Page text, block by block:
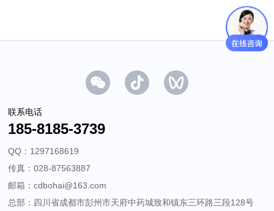
联系电话
185-8185-3739
QQ：1297168619
传真：028-87563887
邮箱：cdbohai@163.com
总部：四川省成都市彭州市天府中药城致和镇东三环路三段128号